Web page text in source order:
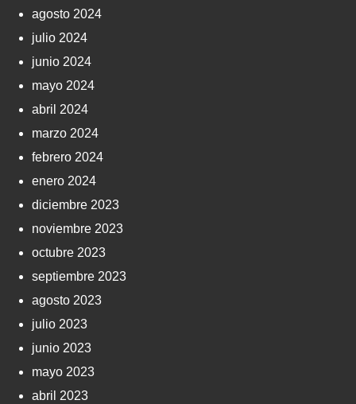
agosto 2024
julio 2024
junio 2024
mayo 2024
abril 2024
marzo 2024
febrero 2024
enero 2024
diciembre 2023
noviembre 2023
octubre 2023
septiembre 2023
agosto 2023
julio 2023
junio 2023
mayo 2023
abril 2023